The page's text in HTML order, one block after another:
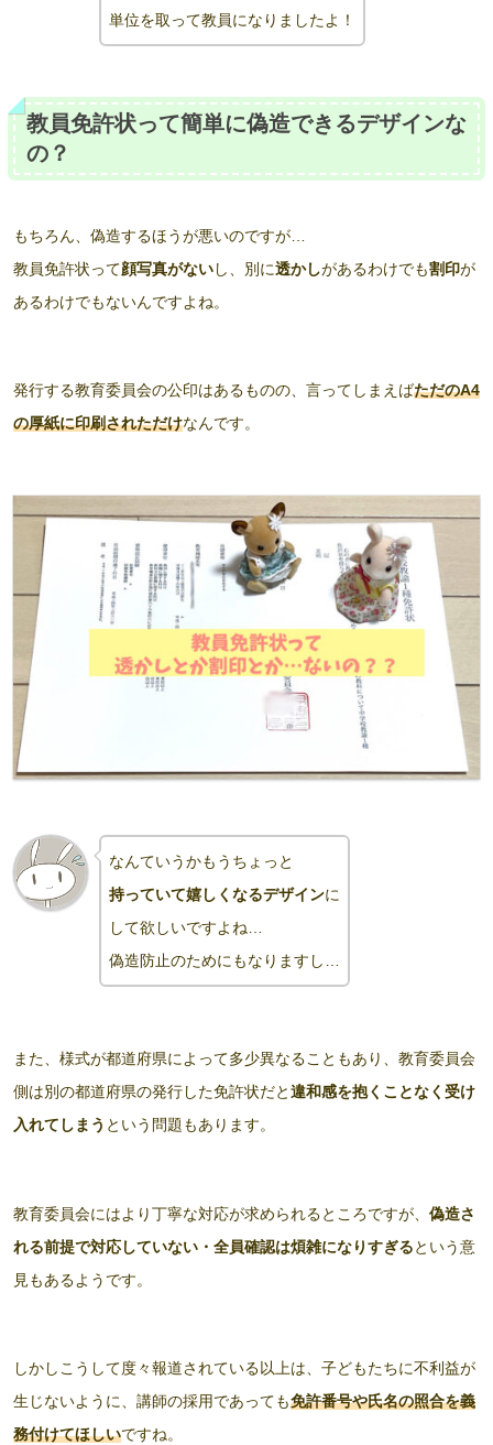
単位を取って教員になりましたよ！
教員免許状って簡単に偽造できるデザインな
の？
もちろん、偽造するほうが悪いのですが…
教員免許状って顔写真がないし、別に透かしがあるわけでも割印が
あるわけでもないんですよね。
発行する教育委員会の公印はあるものの、言ってしまえばただのA4
の厚紙に印刷されただけなんです。
なんていうかもうちょっと
持っていて嬉しくなるデザインに
して欲しいですよね…
偽造防止のためにもなりますし
また、様式が都道府県によって多少異なることもあり、教育委員会
側は別の都道府県の発行した免許状だと違和感を抱くことなく受け
入れてしまう という問題もあります。
教育委員会にはより丁寧な対応が求められるところですが、 偽造さ
れる前提で対応していない・全員確認は煩雑になりすぎるという意
見もあるようです。
しかしこうして度々報道されている以上は、子どもたちに不利益が
生じないように、講師の採用であっても免許番号や氏名の照合を義
務付けてほしいですね。